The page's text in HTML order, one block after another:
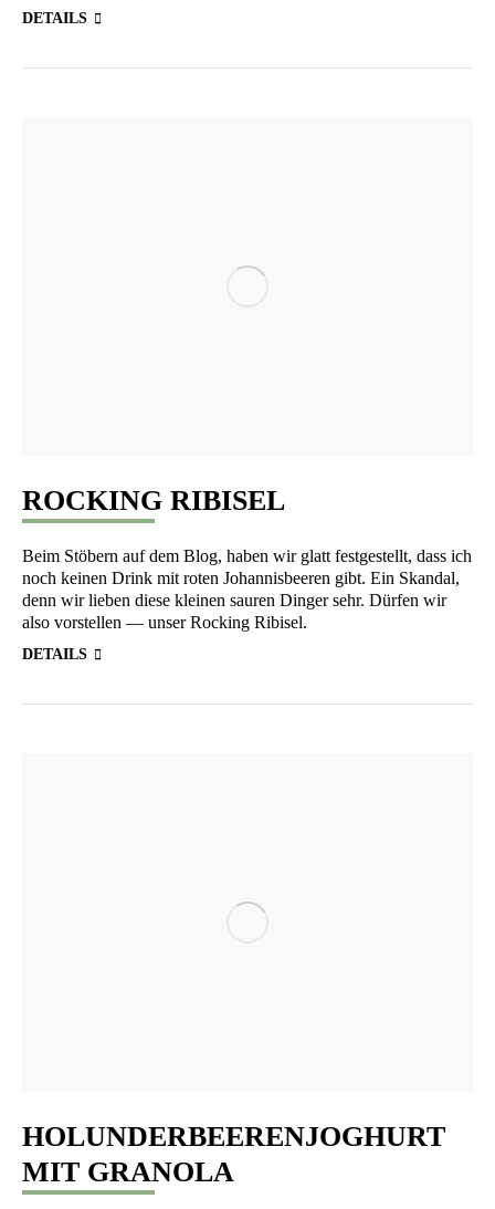
DETAILS
ROCKING RIBISEL
Beim Stö­bern auf dem Blog, haben wir glatt fest­ge­stellt, dass ich
noch kei­nen Drink mit roten Johan­nis­bee­ren gibt. Ein Skan­dal,
denn wir lie­ben die­se klei­nen sau­ren Din­ger sehr. Dür­fen wir
also vor­stel­len — unser Rocking Ribisel.
DETAILS
HOLUNDERBEERENJOGHURT
MIT GRANOLA